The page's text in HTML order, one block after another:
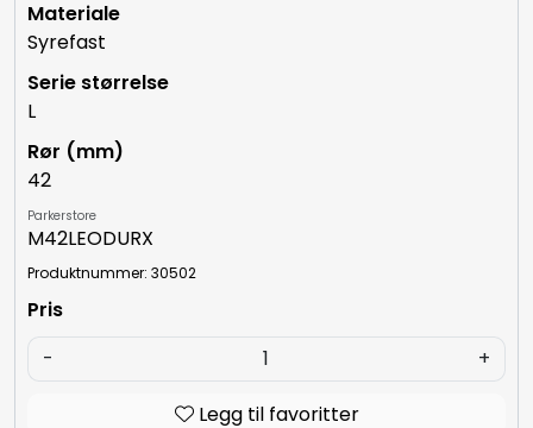
Syrefast
L
42
Parkerstore
M42LEODURX
Produktnummer: 30502
- +
Legg til favoritter